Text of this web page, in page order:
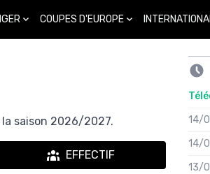
COUPES D'EUROPE
saison 2026/2027.
EFFECTIF
14/
14/
13/